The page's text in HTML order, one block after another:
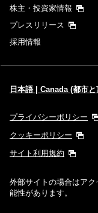
株主・投資家情報
プレスリリース
採用情報
日本語 | Canada (都市
プライバシーポリシー
クッキーポリシー
サイト利用規約
外部サイトの場合はア
能性があります。